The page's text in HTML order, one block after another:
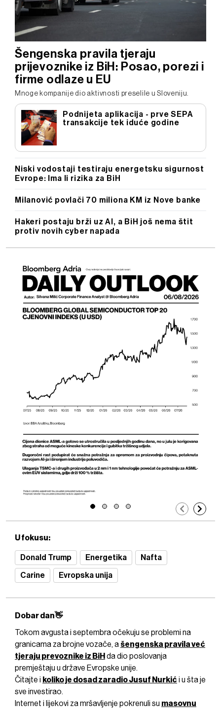
Šengenska pravila tjeraju
prijevoznike iz BiH: Posao, porezi i
firme odlaze u EU
Mnoge kompanije dio aktivnosti preselile u Sloveniju.
Podnijeta aplikacija - prve SEPA
transakcije tek iduće godine
Niski vodostaji testiraju energetsku sigurnost
Evrope: Ima li rizika za BiH
Milanović povlači 70 miliona KM iz Nove banke
Hakeri postaju brži uz AI, a BiH još nema štit
protiv novih cyber napada
U fokusu:
Donald Trump Energetika
Nafta
Carine
Evropska unija
Dobar dan👋
Tokom avgusta i septembra očekuju se problemi na
granicama za brojne vozače, a šengenska pravila već
tjeraju prevoznike iz BiHda dio poslovanja
premještaju u države Evropske unije.
Čitajte i koliko je dosad zaradioJusuf Nurkić i u šta je
sve investirao.
Internet i lijekovi za mršavljenje pokrenuli su masovnu